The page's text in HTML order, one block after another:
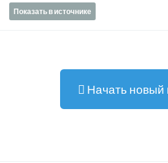
Показать в источнике
Начать новый